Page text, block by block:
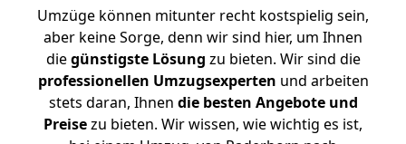
Umzüge können mitunter recht kostspielig sein,
aber keine Sorge, denn wir sind hier, um Ihnen
diegünstigste Lösung zu bieten. Wir sind die
professionellen Umzugsexperten und arbeiten
stets daran, Ihnen die besten Angebote und
Preisezu bieten. Wir wissen, wie wichtig es ist,